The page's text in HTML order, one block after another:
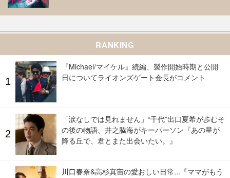
RANKING
『Michael/マイケル』続編、製作開始時期と公開
日についてライオンズゲート会長がコメント
「涙なしでは見れません」“千代”出口夏希が歩むそ
の後の物語、井之脇海がキーパーソン『あの星が
降る丘で、君とまた出会いたい。』
川口春奈&高杉真宙の愛おしい日常...『ママがもう